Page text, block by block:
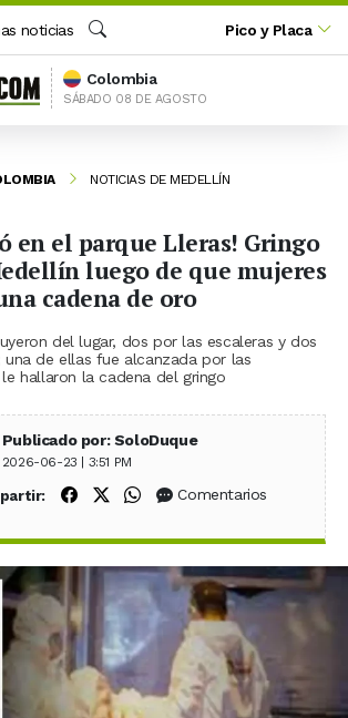
noticias
Buscar
Pico y Placa
Colombia
SÁBADO 08 DE AGOSTO
NOTICIAS DE MEDELLÍN
en el parque Lleras! Gringo
luego de que mujeres
cadena de oro
del lugar, dos por las escaleras y dos
de ellas fue alcanzada por las
hallaron la cadena del gringo
Publicado por: SoloDuque
2026-06-23 | 3:51 PM
Compartir en Facebook
Compartir en X (Twitter)
Compartir en WhatsApp
Comentarios